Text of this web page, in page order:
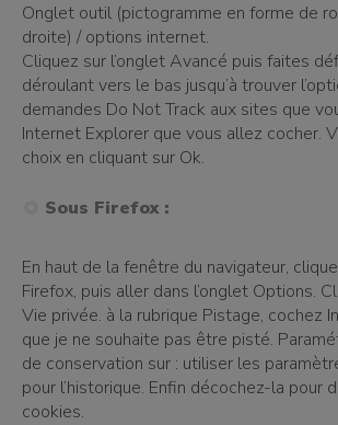
Onglet outil (pictogramme en forme de
droite) / options internet.
Cliquez sur l’onglet Avancé puis faites
déroulant vers le bas jusqu’à trouver
demandes Do Not Track aux sites que
Internet Explorer que vous allez cocher.
choix en cliquant sur Ok.
Sous Firefox :
En haut de la fenêtre du navigateur,
Firefox, puis aller dans l’onglet Options.
Vie privée. à la rubrique Pistage, cochez
que je ne souhaite pas être pisté.
de conservation sur : utiliser les
pour l’historique. Enfin décochez-la pour
cookies.